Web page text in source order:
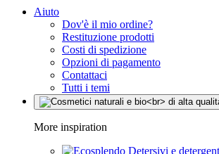
Aiuto
Dov'è il mio ordine?
Restituzione prodotti
Costi di spedizione
Opzioni di pagamento
Contattaci
Tutti i temi
More inspiration
Detersivi e